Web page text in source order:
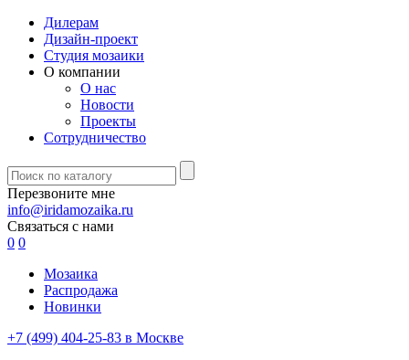
Дилерам
Дизайн-проект
Студия мозаики
О компании
О нас
Новости
Проекты
Сотрудничество
Перезвоните мне
info@iridamozaika.ru
Связаться с нами
0 0
Мозаика
Распродажа
Новинки
+7 (499) 404-25-83 в Москве